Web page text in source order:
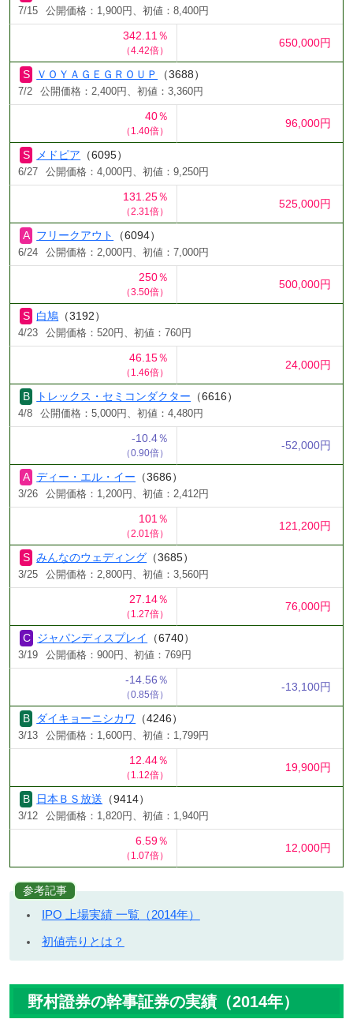
7/15 公開価格：1,900円、初値：8,400円
342.11％
（4.42倍）
650,000円
ＶＯＹＡＧＥＧＲＯＵＰ （3688）
7/2 公開価格：2,400円、初値：3,360円
40％
（1.40倍）
96,000円
メドピア （6095）
6/27 公開価格：4,000円、初値：9,250円
131.25％
（2.31倍）
525,000円
フリークアウト （6094）
6/24 公開価格：2,000円、初値：7,000円
250％
（3.50倍）
500,000円
白鳩 （3192）
4/23 公開価格：520円、初値：760円
46.15％
（1.46倍）
24,000円
トレックス・セミコンダクター （6616）
4/8 公開価格：5,000円、初値：4,480円
-10.4％
（0.90倍）
-52,000円
ディー・エル・イー （3686）
3/26 公開価格：1,200円、初値：2,412円
101％
（2.01倍）
121,200円
みんなのウェディング （3685）
3/25 公開価格：2,800円、初値：3,560円
27.14％
（1.27倍）
76,000円
ジャパンディスプレイ （6740）
3/19 公開価格：900円、初値：769円
-14.56％
（0.85倍）
-13,100円
ダイキョーニシカワ （4246）
3/13 公開価格：1,600円、初値：1,799円
12.44％
（1.12倍）
19,900円
日本ＢＳ放送 （9414）
3/12 公開価格：1,820円、初値：1,940円
6.59％
（1.07倍）
12,000円
参考記事
IPO 上場実績 一覧（2014年）
初値売りとは？
野村證券の幹事証券の実績（2014年）